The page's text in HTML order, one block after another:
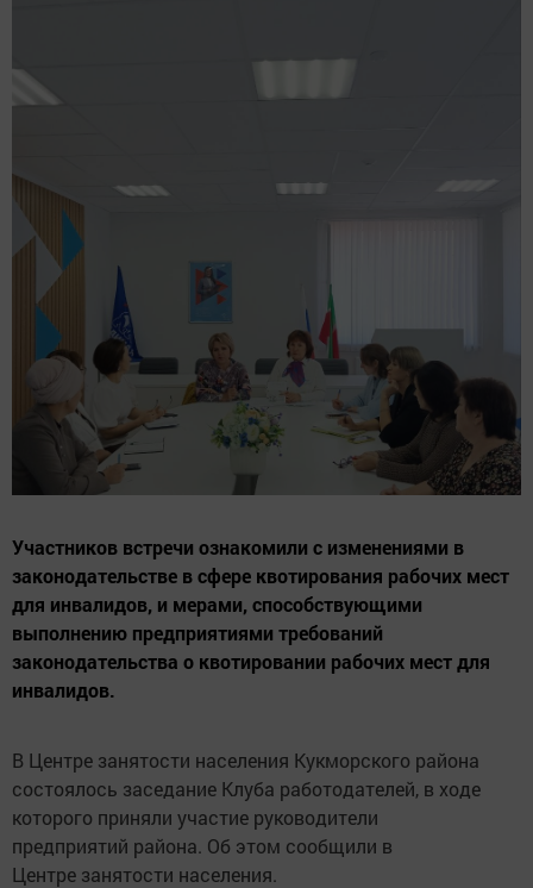
Участников встречи ознакомили с изменениями в
законодательстве в сфере квотирования рабочих мест
для инвалидов, и мерами, способствующими
выполнению предприятиями требований
законодательства о квотировании рабочих мест для
инвалидов.
В Центре занятости населения Кукморского района
состоялось заседание Клуба работодателей, в ходе
которого приняли участие руководители
предприятий района. Об этом сообщили в
Центре занятости населения.